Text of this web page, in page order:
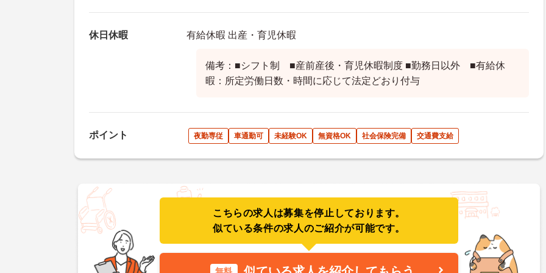
休日休暇 有給休暇 出産・育児休暇
備考：■シフト制 ■産前産後・育児休暇制度 ■勤務日以外 ■有給休
暇：所定労働日数・時間に応じて法定どおり付与
ポイント 夜勤専従 車通勤可 未経験OK 無資格OK 社会保険完備 交通費支給
こちらの求人は募集を停止しております。
似ている条件の求人のご紹介が可能です。